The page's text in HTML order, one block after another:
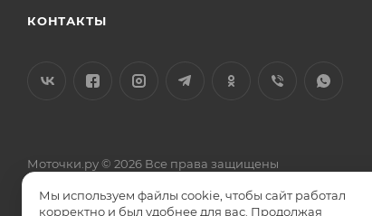
КОНТАКТЫ
Моточки.ру © 2026 Все права защищены
Общество с ограниченной ответственностью
Телефон (по фактическому местонахождению) 8 499 766
Мы используем файлы cookie, чтобы сайт работал
корректно и был удобнее для вас. Продолжая